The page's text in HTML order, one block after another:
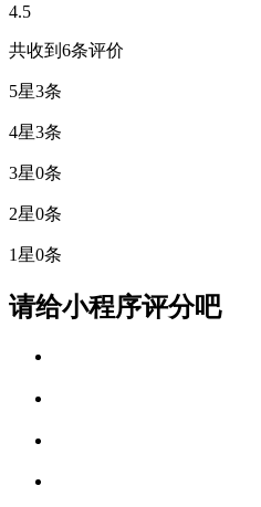
4.5
共收到6条评价
5星3条
4星3条
3星0条
2星0条
1星0条
请给小程序评分吧